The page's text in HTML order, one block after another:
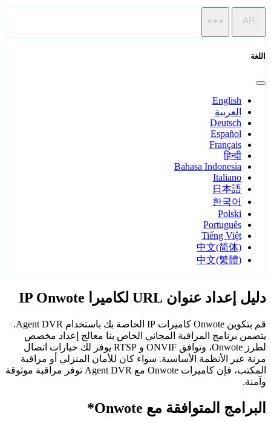
AR
اللغة
English
العربية
Deutsch
Español
Français
हिन्दी
Bahasa Indonesia
Italiano
日本語
한국어
Polski
Português
Tiếng Việt
中文(简体)
中文(繁體)
دليل إعداد عنوان URL لكاميرا IP Onwote
قم بتكوين Onwote كاميرات IP الخاصة بك باستخدام Agent DVR.
يتضمن برنامج المراقبة المجاني الخاص بنا معالج إعداد مخصص
لطرز Onwote، وتوافق ONVIF و RTSP يوفر لك خيارات اتصال
مرنة عبر الأنظمة الأساسية. سواء كان للأمان المنزلي أو مراقبة
المكتب، فإن كاميرات Onwote مع Agent DVR توفر مراقبة موثوقة
وآمنة.
البرامج المتوافقة مع Onwote*